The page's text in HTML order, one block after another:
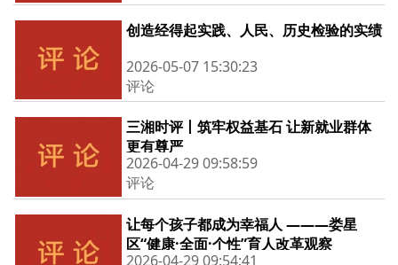
创造经得起实践、人民、历史检验的实绩
2026-05-07 15:30:23
评论
三湘时评丨筑牢权益基石 让新就业群体
更有尊严
2026-04-29 09:58:59
评论
让每个孩子都成为幸福人 ———娄星
区“健康·全面·个性”育人改革观察
2026-04-29 09:54:41